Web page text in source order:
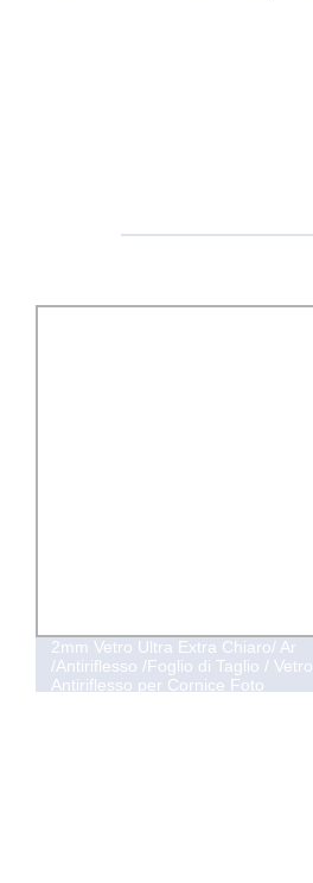
2mm Vetro Ultra Extra Chiaro/ Ar
/Antiriflesso /Foglio di Taglio / Vetro
Antiriflesso per Cornice Foto